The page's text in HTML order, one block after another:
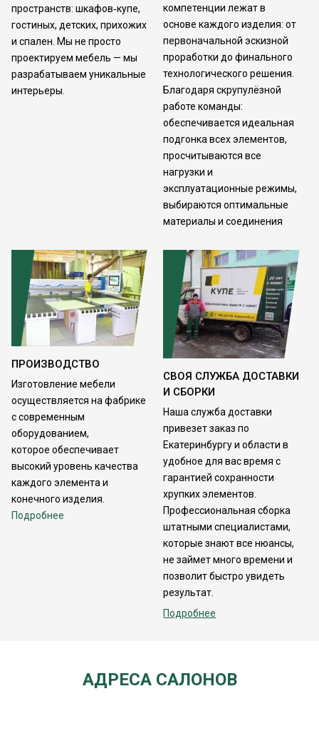
пространств: шкафов‑купе,
гостиных, детских, прихожих
и спален. Мы не просто
проектируем мебель — мы
разрабатываем уникальные
интерьеры.
компетенции лежат в
основе каждого изделия: от
первоначальной эскизной
проработки до финального
технологического решения.
Благодаря скрупулёзной
работе команды:
обеспечивается идеальная
подгонка всех элементов,
просчитываются все
нагрузки и
эксплуатационные режимы,
выбираются оптимальные
материалы и соединения
ПРОИЗВОДСТВО
Изготовление мебели
осуществляется на фабрике
с современным
оборудованием,
которое обеспечивает
высокий уровень качества
каждого элемента и
конечного изделия.
Подробнее
СВОЯ СЛУЖБА ДОСТАВКИ
И СБОРКИ
Наша служба доставки
привезет заказ по
Екатеринбургу и области в
удобное для вас время с
гарантией сохранности
хрупких элементов.
Профессиональная сборка
штатными специалистами,
которые знают все нюансы,
не займет много времени и
позволит быстро увидеть
результат.
Подробнее
АДРЕСА САЛОНОВ